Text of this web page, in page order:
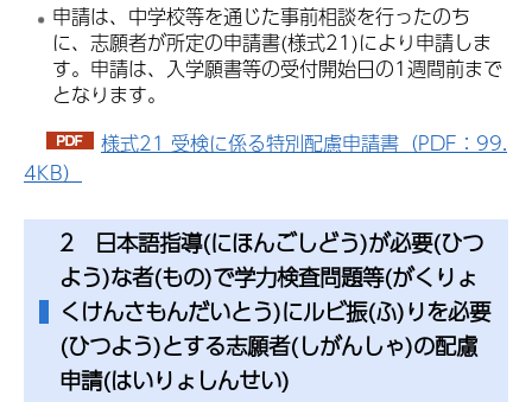
申請は、中学校等を通じた事前相談を行ったのち
に、志願者が所定の申請書(様式21)により申請しま
す。申請は、入学願書等の受付開始日の1週間前まで
となります。
様式21 受検に係る特別配慮申請書（PDF：99.
4KB）
2 日本語指導(にほんごしどう)が必要(ひつ
よう)な者(もの)で学力検査問題等(がくりょ
くけんさもんだいとう)にルビ振(ふ)りを必要
(ひつよう)とする志願者(しがんしゃ)の配慮
申請(はいりょしんせい)